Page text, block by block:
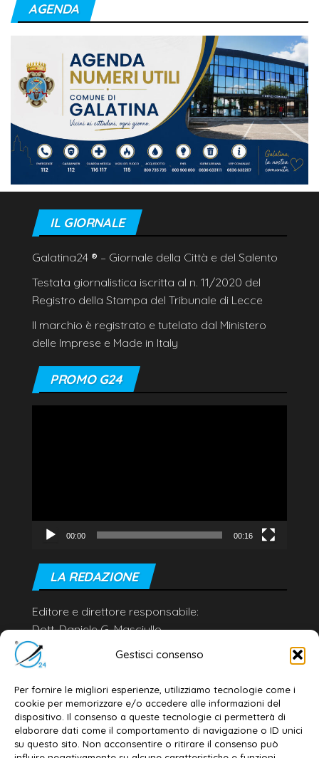
Gestisci consenso
Per fornire le migliori esperienze, utilizziamo tecnologie come i
cookie per memorizzare e/o accedere alle informazioni del
dispositivo. Il consenso a queste tecnologie ci permetterà di
elaborare dati come il comportamento di navigazione o ID unici
su questo sito. Non acconsentire o ritirare il consenso può
AGENDA
IL GIORNALE
Galatina24 ® – Giornale della Città e del Salento
Testata giornalistica iscritta al n. 11/2020 del
Registro della Stampa del Tribunale di Lecce
Il marchio è registrato e tutelato dal Ministero
delle Imprese e Made in Italy
PROMO G24
00:00 00:16
LA REDAZIONE
Editore e direttore responsabile:
Dott. Daniele G. Masciullo
Email:
redazione@galatina24.it
Privacy policy–Cookie policy
© 2020-2026 | Galatina24 ®